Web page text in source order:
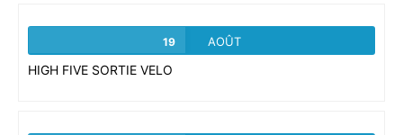
19 AOÛT
HIGH FIVE SORTIE VELO